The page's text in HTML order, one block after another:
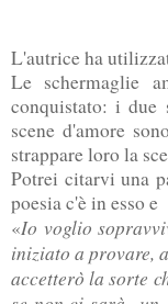
L'autrice ha
Le schermaglie
conquistato: i due
scene d'amore
strappare loro la
Potrei citarvi una
poesia c'è in esso
«Io voglio
iniziato a provare,
accetterò la sorte